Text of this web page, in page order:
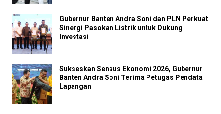
Gubernur Banten Andra Soni dan PLN Perkuat
Sinergi Pasokan Listrik untuk Dukung
Investasi
Sukseskan Sensus Ekonomi 2026, Gubernur
Banten Andra Soni Terima Petugas Pendata
Lapangan